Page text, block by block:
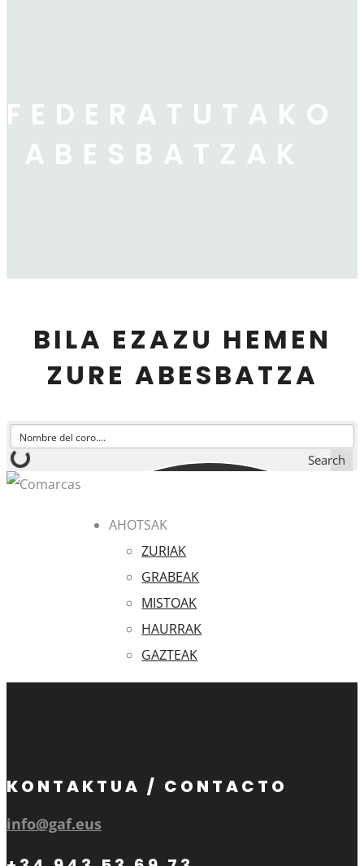
FEDERATUTAKO
ABESBATZAK
BILA EZAZU HEMEN
ZURE ABESBATZA​
Search
AHOTSAK
ZURIAK
GRABEAK
MISTOAK
HAURRAK
GAZTEAK
KONTAKTUA / CONTACTO
info@gaf.eus